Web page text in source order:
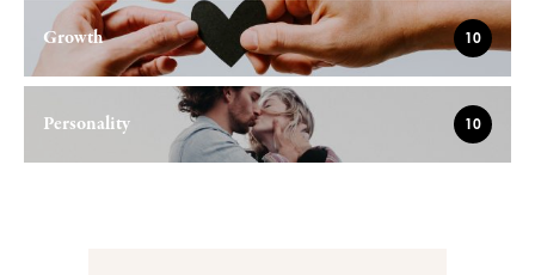
Growth 10
Personality 10